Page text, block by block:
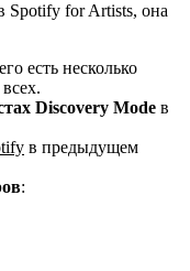
for Artists, она
есть несколько
Discovery Mode в
в предыдущем
: